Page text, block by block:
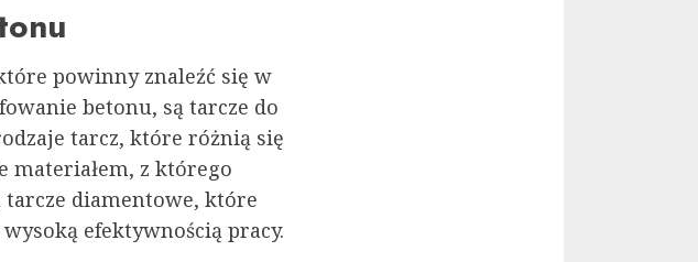
powinny znaleźć się w
betonu, są tarcze do
tarcz, które różnią się
materiałem, z którego
tarcze diamentowe, które
efektywnością pracy.